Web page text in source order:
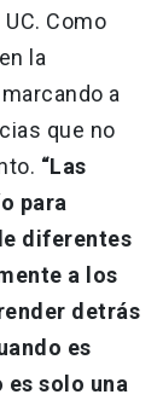
Como
la
a
que no
“Las
para
diferentes
a los
detrás
es
solo una